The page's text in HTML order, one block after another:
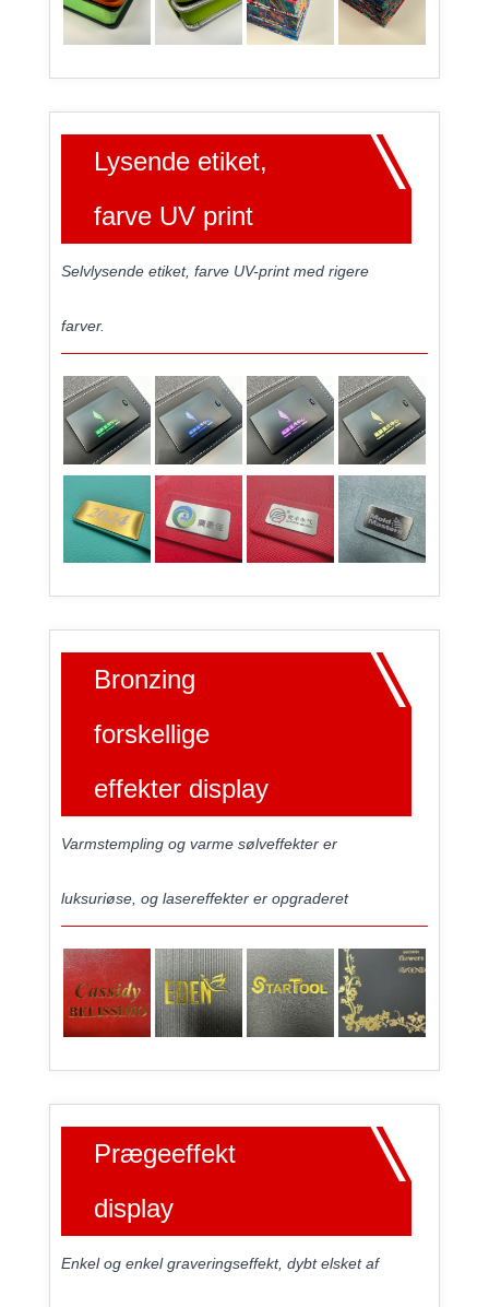
Lysende etiket,
farve UV print
Selvlysende etiket, farve UV-print med rigere
farver.
Bronzing
forskellige
effekter display
Varmstempling og varme sølveffekter er
luksuriøse, og lasereffekter er opgraderet
Prægeeffekt
display
Enkel og enkel graveringseffekt, dybt elsket af